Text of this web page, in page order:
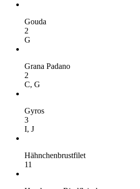
Gouda
2
G
Grana Padano
2
C, G
Gyros
3
I, J
Hähnchenbrustfilet
11